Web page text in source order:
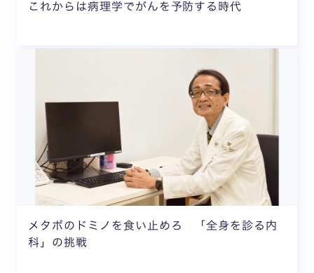
これからは病理学でがんを予防する時代
メタボのドミノを食い止めろ 「全身を診る内
科」の挑戦